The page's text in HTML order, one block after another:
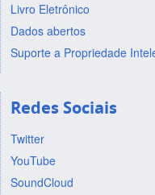
Livro Eletrônico
Dados abertos
Suporte a Propriedade
Redes Sociais
Twitter
YouTube
SoundCloud